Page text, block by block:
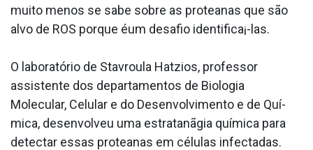
muito menos se sabe sobre as protea­nas que são
alvo de ROS porque éum desafio identifica¡-las.
O laboratório de Stavroula Hatzios, professor
assistente dos departamentos de Biologia
Molecular, Celular e do Desenvolvimento e de Quí­
mica, desenvolveu uma estratanãgia química para
detectar essas protea­nas em células infectadas.